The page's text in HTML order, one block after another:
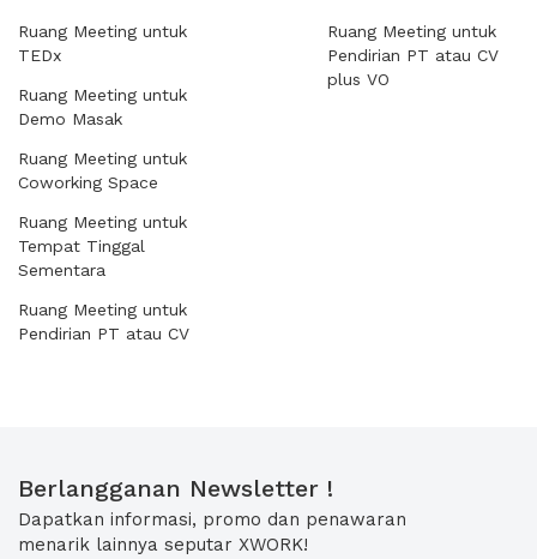
Ruang Meeting untuk
TEDx
Ruang Meeting untuk
Demo Masak
Ruang Meeting untuk
Coworking Space
Ruang Meeting untuk
Tempat Tinggal
Sementara
Ruang Meeting untuk
Pendirian PT atau CV
Ruang Meeting untuk
Pendirian PT atau CV
plus VO
Berlangganan Newsletter !
Dapatkan informasi, promo dan penawaran
menarik lainnya seputar XWORK!